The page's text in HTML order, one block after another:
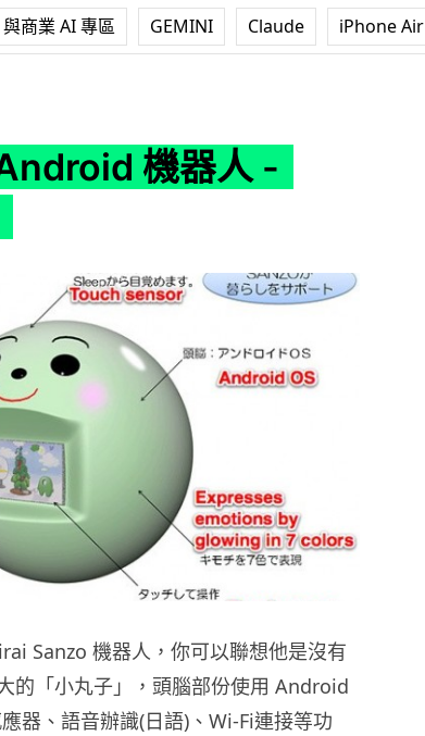
與商業 AI 專區 GEMINI Claude iPhone Air
機器人 -
Sanzo 機器人，你可以聯想他是沒有
的「小丸子」，頭腦部份使用 Android
器、語音辦識(日語)、Wi-Fi連接等功